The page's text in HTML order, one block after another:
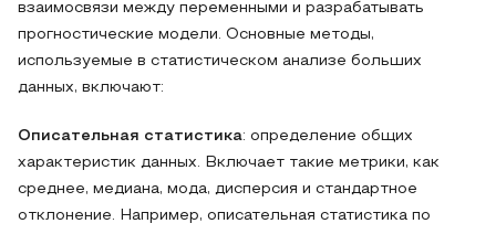
взаимосвязи между переменными и разрабатывать
прогностические модели. Основные методы,
используемые в статистическом анализе больших
данных, включают:
Описательная статистика: определение общих
характеристик данных. Включает такие метрики, как
среднее, медиана, мода, дисперсия и стандартное
отклонение. Например, описательная статистика по